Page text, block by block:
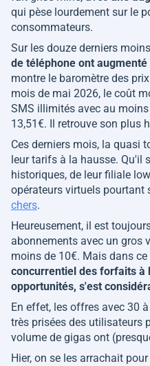
qui pèse lourdement sur le
consommateurs.
Sur les douze derniers
de téléphone ont augmenté
montre le baromètre des
mois de mai 2026, le coût
SMS illimités avec au
13,51€. Il retrouve son plus
Ces derniers mois, la quasi
leur tarifs à la hausse. Qu'il
historiques, de leur filiale
opérateurs virtuels pourtant
chers.
Heureusement, il est
abonnements avec un gros
moins de 10€. Mais dans ce
concurrentiel des forfaits à
opportunités, s'est
En effet, les offres avec 30
très prisées des utilisateurs
volume de gigas ont
Hier, on se les arrachait